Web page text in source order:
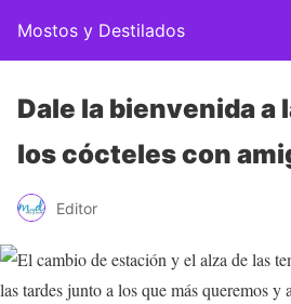
Mostos y Destilados
Dale la bienvenida a
los cócteles con
Editor